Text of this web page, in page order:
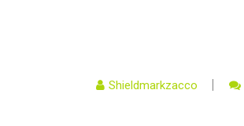
Shieldmarkzacco